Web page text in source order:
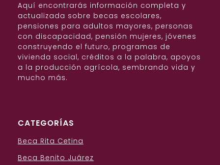
Aquí encontrarás información completa y
actualizada sobre becas escolares,
pensiones para adultos mayores, personas
con discapacidad, pensión mujeres, jóvenes
construyendo el futuro, programas de
vivienda social, créditos a la palabra, apoyos
a la producción agrícola, sembrando vida y
mucho más.
CATEGORÍAS
Beca Rita Cetina
Beca Benito Juárez